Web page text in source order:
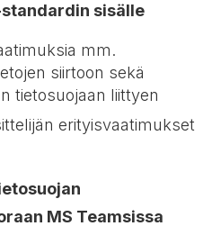
standardin sisälle
mm.
siirtoon sekä
tietosuojaan liittyen
erityisvaatimukset
MS Teamsissa